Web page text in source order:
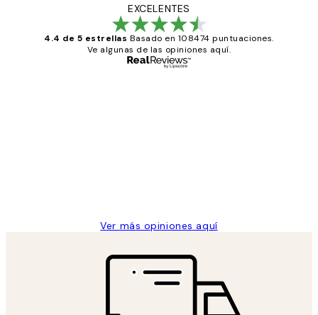
EXCELENTES
4.4 de 5 estrellas Basado en 108474 puntuaciones.
Ve algunas de las opiniones aquí.
Ver más opiniones aquí